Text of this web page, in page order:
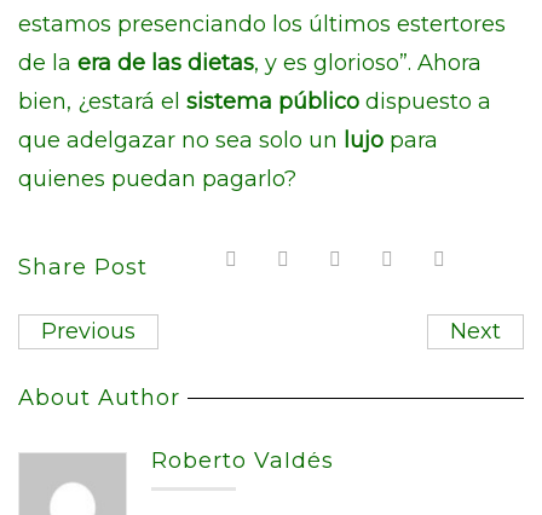
estamos presenciando los últimos estertores
de la era de las dietas, y es glorioso”. Ahora
bien, ¿estará el sistema público dispuesto a
que adelgazar no sea solo un lujo para
quienes puedan pagarlo?
Share Post
Previous Next
About Author
Roberto Valdés